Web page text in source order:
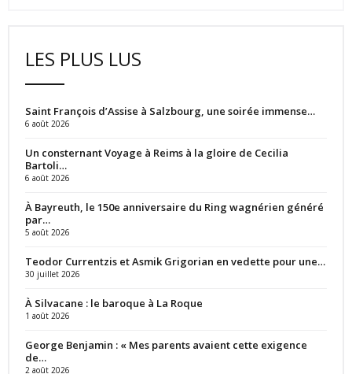
LES PLUS LUS
Saint François d’Assise à Salzbourg, une soirée immense…
6 août 2026
Un consternant Voyage à Reims à la gloire de Cecilia
Bartoli…
6 août 2026
À Bayreuth, le 150e anniversaire du Ring wagnérien généré
par…
5 août 2026
Teodor Currentzis et Asmik Grigorian en vedette pour une…
30 juillet 2026
À Silvacane : le baroque à La Roque
1 août 2026
George Benjamin : « Mes parents avaient cette exigence
de…
2 août 2026